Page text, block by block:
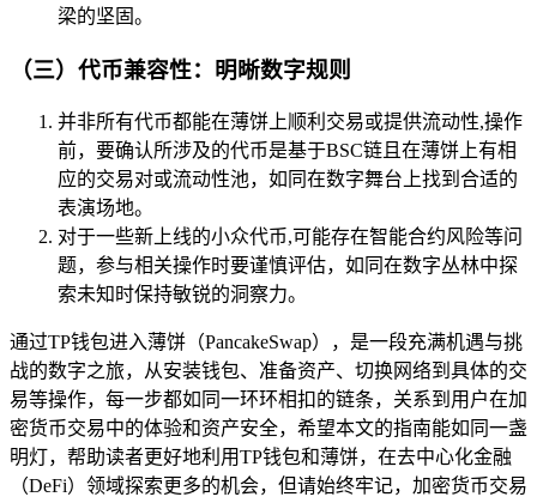
梁的坚固。
（三）代币兼容性：明晰数字规则
并非所有代币都能在薄饼上顺利交易或提供流动性,操作
前，要确认所涉及的代币是基于BSC链且在薄饼上有相
应的交易对或流动性池，如同在数字舞台上找到合适的
表演场地。
对于一些新上线的小众代币,可能存在智能合约风险等问
题，参与相关操作时要谨慎评估，如同在数字丛林中探
索未知时保持敏锐的洞察力。
通过TP钱包进入薄饼（PancakeSwap），是一段充满机遇与挑
战的数字之旅，从安装钱包、准备资产、切换网络到具体的交
易等操作，每一步都如同一环环相扣的链条，关系到用户在加
密货币交易中的体验和资产安全，希望本文的指南能如同一盏
明灯，帮助读者更好地利用TP钱包和薄饼，在去中心化金融
（DeFi）领域探索更多的机会，但请始终牢记，加密货币交易